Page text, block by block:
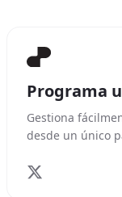
Programa
Gestiona
desde un único